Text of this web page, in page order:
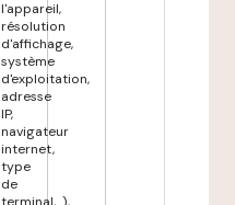
l'appareil,
résolution
d'affichage,
système
d'exploitation,
adresse
IP,
navigateur
internet,
type
de